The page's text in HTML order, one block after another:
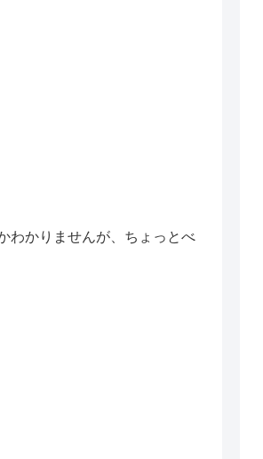
わかりませんが、ちょっとべ